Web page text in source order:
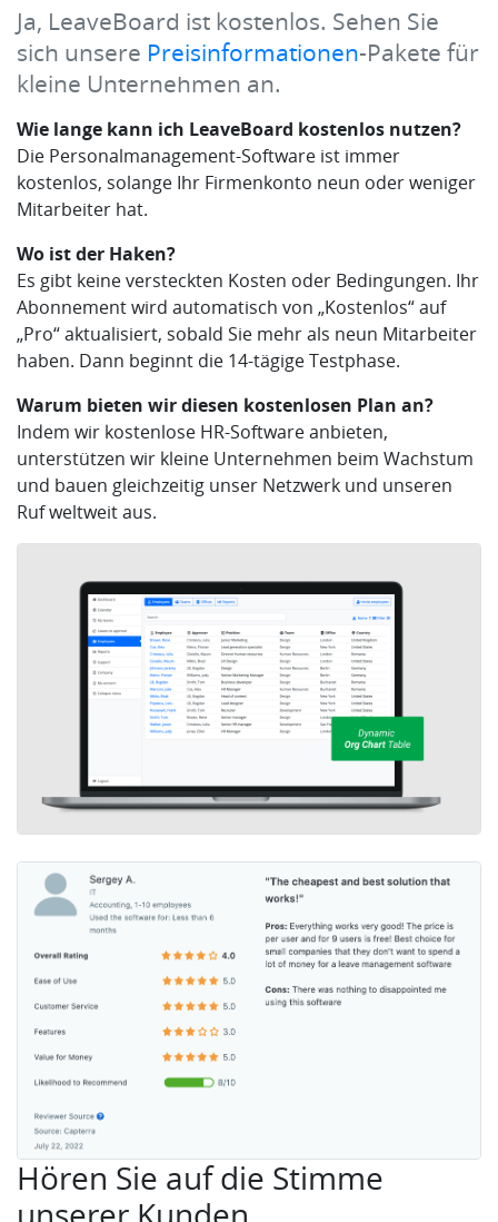
Ja, LeaveBoard ist kostenlos. Sehen Sie
sich unsere Preisinformationen-Pakete für
kleine Unternehmen an.
Wie lange kann ich LeaveBoard kostenlos nutzen?
Die Personalmanagement-Software ist immer
kostenlos, solange Ihr Firmenkonto neun oder weniger
Mitarbeiter hat.
Wo ist der Haken?
Es gibt keine versteckten Kosten oder Bedingungen. Ihr
Abonnement wird automatisch von „Kostenlos“ auf
„Pro“ aktualisiert, sobald Sie mehr als neun Mitarbeiter
haben. Dann beginnt die 14-tägige Testphase.
Warum bieten wir diesen kostenlosen Plan an?
Indem wir kostenlose HR-Software anbieten,
unterstützen wir kleine Unternehmen beim Wachstum
und bauen gleichzeitig unser Netzwerk und unseren
Ruf weltweit aus.
Hören Sie auf die Stimme